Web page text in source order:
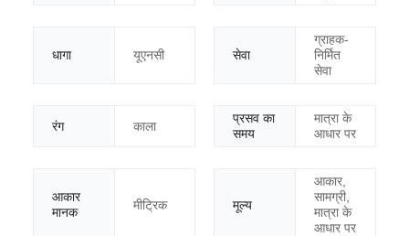
धागा यूएनसी सेवा
ग्राहक-
निर्मित
सेवा
रंग काला
प्रसव का
समय
मात्रा के
आधार पर
आकार
मानक
मीट्रिक मूल्य
आकार,
सामग्री,
मात्रा के
आधार पर